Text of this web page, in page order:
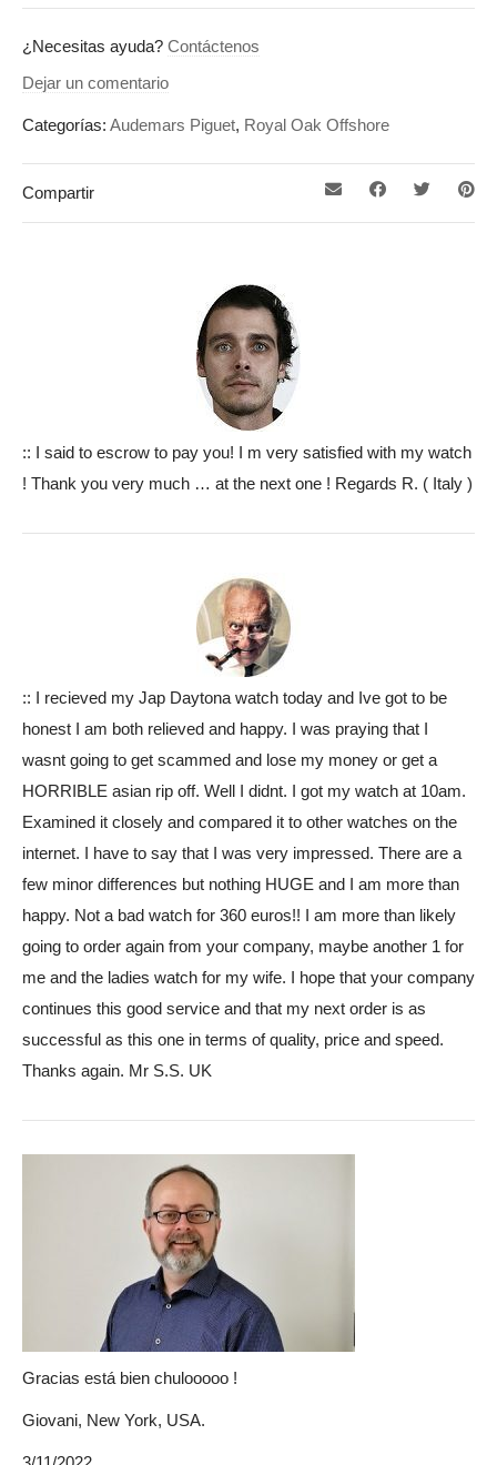
¿Necesitas ayuda? Contáctenos
Dejar un comentario
Categorías: Audemars Piguet, Royal Oak Offshore
Compartir
:: I said to escrow to pay you! I m very satisfied with my watch
! Thank you very much … at the next one ! Regards R. ( Italy )
:: I recieved my Jap Daytona watch today and Ive got to be
honest I am both relieved and happy. I was praying that I
wasnt going to get scammed and lose my money or get a
HORRIBLE asian rip off. Well I didnt. I got my watch at 10am.
Examined it closely and compared it to other watches on the
internet. I have to say that I was very impressed. There are a
few minor differences but nothing HUGE and I am more than
happy. Not a bad watch for 360 euros!! I am more than likely
going to order again from your company, maybe another 1 for
me and the ladies watch for my wife. I hope that your company
continues this good service and that my next order is as
successful as this one in terms of quality, price and speed.
Thanks again. Mr S.S. UK
Gracias está bien chulooooo !
Giovani, New York, USA.